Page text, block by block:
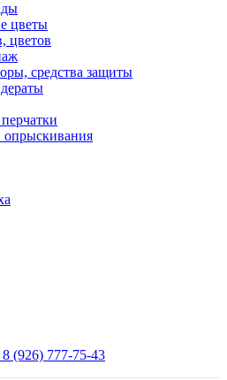
цветы
цветов
средства защиты
опрыскивания
(926) 777-75-43